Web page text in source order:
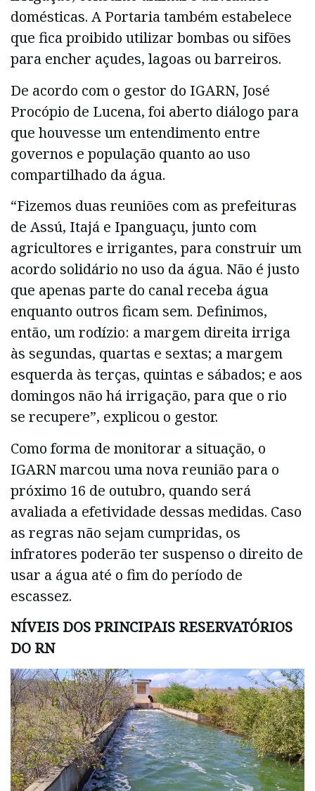
domésticas. A Portaria também estabelece
que fica proibido utilizar bombas ou sifões
para encher açudes, lagoas ou barreiros.
De acordo com o gestor do IGARN, José
Procópio de Lucena, foi aberto diálogo para
que houvesse um entendimento entre
governos e população quanto ao uso
compartilhado da água.
“Fizemos duas reuniões com as prefeituras
de Assú, Itajá e Ipanguaçu, junto com
agricultores e irrigantes, para construir um
acordo solidário no uso da água. Não é justo
que apenas parte do canal receba água
enquanto outros ficam sem. Definimos,
então, um rodízio: a margem direita irriga
às segundas, quartas e sextas; a margem
esquerda às terças, quintas e sábados; e aos
domingos não há irrigação, para que o rio
se recupere”, explicou o gestor.
Como forma de monitorar a situação, o
IGARN marcou uma nova reunião para o
próximo 16 de outubro, quando será
avaliada a efetividade dessas medidas. Caso
as regras não sejam cumpridas, os
infratores poderão ter suspenso o direito de
usar a água até o fim do período de
escassez.
NÍVEIS DOS PRINCIPAIS RESERVATÓRIOS
DO RN